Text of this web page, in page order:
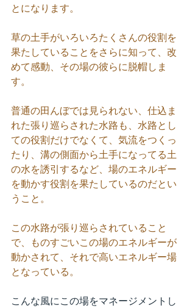
とになります。
草の土手がいろいろたくさんの役割を
果たしていることをさらに知って、改
めて感動、その場の彼らに脱帽しま
す。
普通の田んぼでは見られない、仕込ま
れた張り巡らされた水路も、水路とし
ての役割だけでなくて、気流をつくっ
たり、溝の側面から土手になってる土
の水を誘引するなど、場のエネルギー
を動かす役割を果たしているのだとい
うこと。
この水路が張り巡らされていること
で、ものすごいこの場のエネルギーが
動かされて、それで高いエネルギー場
となっている。
こんな風にこの場をマネージメントし